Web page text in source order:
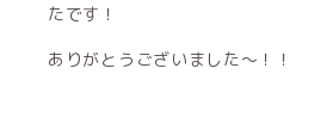
たです！
ありがとうございました〜！！